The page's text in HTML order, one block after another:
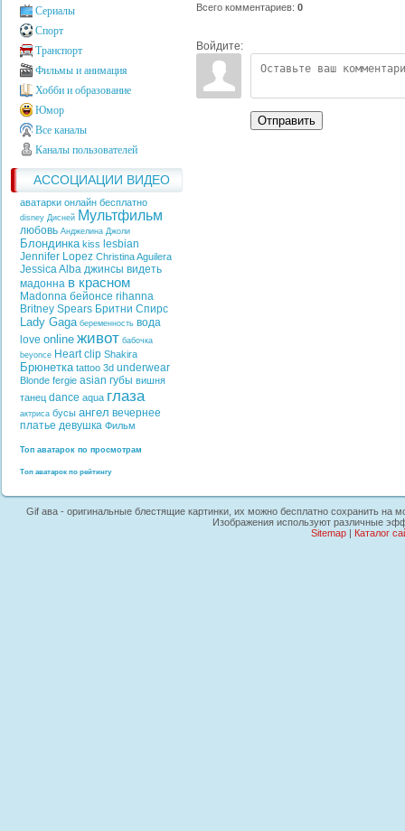
Сериалы
Спорт
Транспорт
Фильмы и анимация
Хобби и образование
Юмор
Все каналы
Каналы пользователей
АССОЦИАЦИИ ВИДЕО
аватарки онлайн бесплатно
disney Дисней Мультфильм
любовь Анджелина Джоли
Блондинка kiss lesbian
Jennifer Lopez Christina Aguilera
Jessica Alba джинсы видеть
мадонна в красном
Madonna бейонсе rihanna
Britney Spears Бритни Спирс
Lady Gaga беременность вода
love online живот бабочка
beyonce Heart clip Shakira
Брюнетка tattoo 3d underwear
Blonde fergie asian губы вишня
танец dance aqua глаза
актриса бусы ангел вечернее
платье девушка Фильм
Топ аватарок по просмотрам
Топ аватарок по рейтингу
Всего комментариев: 0
Войдите:
Отправить
Gif ава - оригинальные блестящие картинки, их можно бесплатно сохранить на
Изображения используют различные
Sitemap| Каталог